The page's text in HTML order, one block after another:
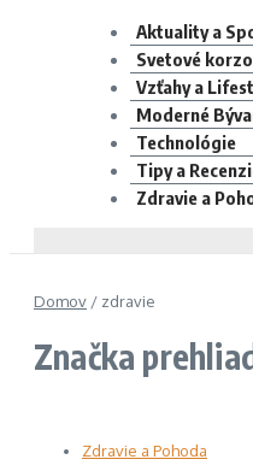
Aktuality a
Svetové korzo
Vzťahy a
Moderné
Technológie
Tipy a
Zdravie a
Domov / zdravie
Značka
Zdravie a Pohoda